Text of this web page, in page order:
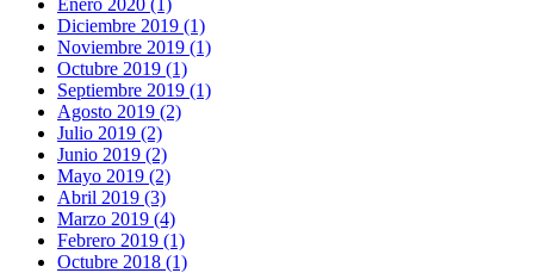
Diciembre 2019 (1)
Noviembre 2019 (1)
Octubre 2019 (1)
Septiembre 2019 (1)
Agosto 2019 (2)
Julio 2019 (2)
Junio 2019 (2)
Mayo 2019 (2)
Abril 2019 (3)
Marzo 2019 (4)
Febrero 2019 (1)
Octubre 2018 (1)